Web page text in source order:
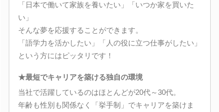
「日本で働いて家族を養いたい」「いつか家を買いた
い」
そんな夢を応援することができます。
「語学力を活かしたい」「人の役に立つ仕事がしたい」
という方にはピッタリです！
★最短でキャリアを築ける独自の環境
当社で活躍しているのはほとんどが20代～30代。
年齢も性別も関係なく「挙手制」でキャリアを築けま